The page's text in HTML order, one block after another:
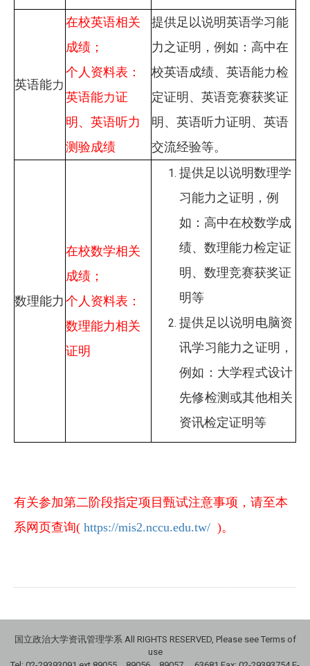
英语能力
在校英语相关
成绩；
个人资料表：
英语能力证
明、英语听力
测验成绩
提供足以说明英语学习能
力之证明，例如：高中在
校英语成绩、英语能力检
定证明、英语竞赛获奖证
明、英语听力证明、英语
交流经验等。
数理能力
在校数学相关
成绩；
个人资料表：
数理能力相关
证明
提供足以说明数理学
习能力之证明，例
如：高中在校数学成
绩、数理能力检定证
明、数理竞赛获奖证
明等
提供足以说明电脑资
讯学习能力之证明，
例如：大学程式设计
先修检测或其他相关
资讯检定证明等
有关参加第二阶段指定项目甄试注意事项，请至本
系网页查询( https://mis2.nccu.edu.tw/ )。
国立政治大学资讯管理学系 All RIGHTS RESERVED, Please see Terms of
use